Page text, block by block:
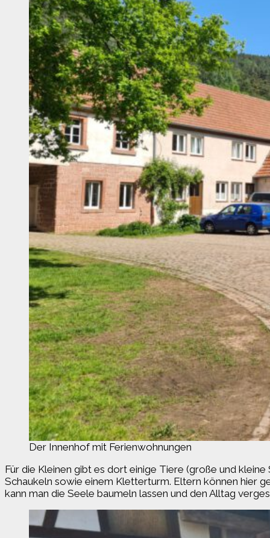
Der Innenhof mit Ferienwohnungen
Für die Kleinen gibt es dort einige Tiere (große und
Schaukeln sowie einem Kletterturm. Eltern können hier
kann man die Seele baumeln lassen und den Alltag